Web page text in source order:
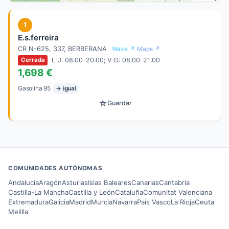
1
E.s.ferreira
CR N-625, 337, BERBERANA Waze ↗ Maps ↗
Cerrada L-J: 08:00-20:00; V-D: 08:00-21:00
1,698 €
Gasolina 95 → igual
☆Guardar
COMUNIDADES AUTÓNOMAS
AndalucíaAragónAsturiasIslas BalearesCanariasCantabria
Castilla-La ManchaCastilla y LeónCataluñaComunitat Valenciana
ExtremaduraGaliciaMadridMurciaNavarraPaís VascoLa RiojaCeuta
Melilla